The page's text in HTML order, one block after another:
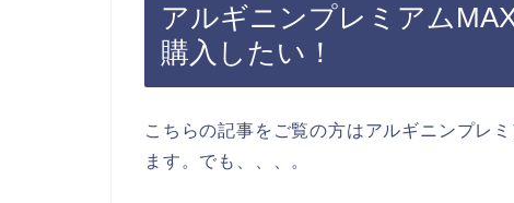
アルギニンプレミアム
購入したい！
こちらの記事をご覧の方はアルギニンプレ
ます。でも、、、。